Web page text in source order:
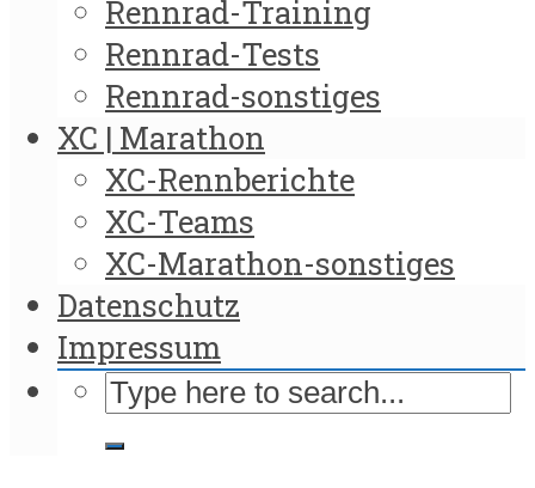
Rennrad-Training
Rennrad-Tests
Rennrad-sonstiges
XC | Marathon
XC-Rennberichte
XC-Teams
XC-Marathon-sonstiges
Datenschutz
Impressum